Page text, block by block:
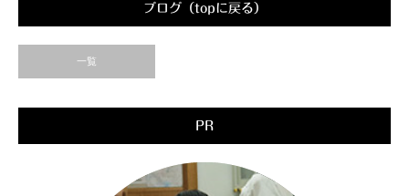
ブログ（topに戻る）
一覧
PR